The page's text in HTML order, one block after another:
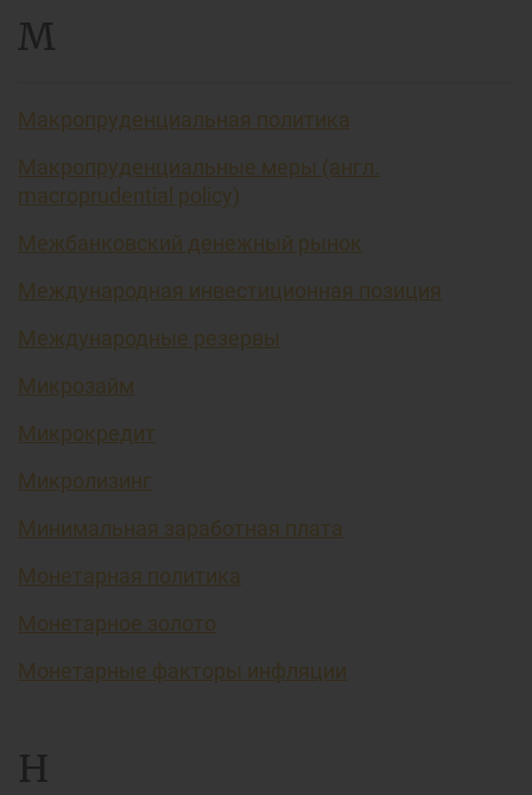
М
Макропруденциальная политика
Макропруденциальные меры (англ.
macroprudential policy)
Межбанковский денежный рынок
Международная инвестиционная позиция
Международные резервы
Микрозайм
Микрокредит
Микролизинг
Минимальная заработная плата
Монетарная политика
Монетарное золото
Монетарные факторы инфляции
Н